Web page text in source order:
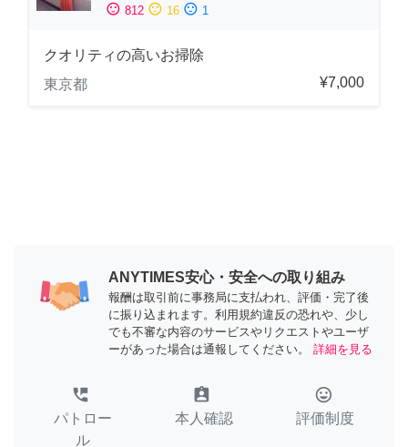
sentiment_satisfied 812 sentiment_neutral 16 sentiment_dissatisfied 1
クオリティの高いお掃除
東京都
¥7,000
ANYTIMES安心・安全への取り組み
報酬は取引前に事務局に支払われ、評価・完了後
に振り込まれます。利用規約違反の恐れや、少し
でも不審な内容のサービスやリクエストやユーザ
ーがあった場合は通報してください。
詳細を見る
perm_phone_msg
パトロー
ル
assignment_ind
本人確認
tag_faces
評価制度